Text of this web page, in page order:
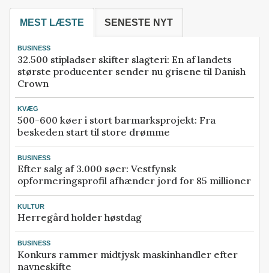
MEST LÆSTE SENESTE NYT
BUSINESS
32.500 stipladser skifter slagteri: En af landets
største producenter sender nu grisene til Danish
Crown
KVÆG
500-600 køer i stort barmarksprojekt: Fra
beskeden start til store drømme
BUSINESS
Efter salg af 3.000 søer: Vestfynsk
opformeringsprofil afhænder jord for 85 millioner
KULTUR
Herregård holder høstdag
BUSINESS
Konkurs rammer midtjysk maskinhandler efter
navneskifte